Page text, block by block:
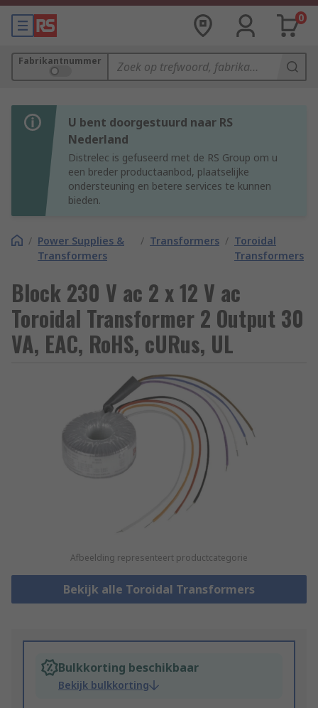
0
Fabrikantnummer
U bent doorgestuurd naar RS
Nederland
Distrelec is gefuseerd met de RS Group om u
een breder productaanbod, plaatselijke
ondersteuning en betere services te kunnen
bieden.
/ Power Supplies &
Transformers
/ Transformers / Toroidal
Transformers
Block 230 V ac 2 x 12 V ac
Toroidal Transformer 2 Output 30
VA, EAC, RoHS, cURus, UL
Afbeelding representeert productcategorie
Bekijk alle Toroidal Transformers
Bulkkorting beschikbaar
Bekijk bulkkorting